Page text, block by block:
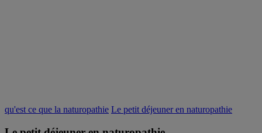
qu'est ce que la naturopathie Le petit déjeuner en naturopathie